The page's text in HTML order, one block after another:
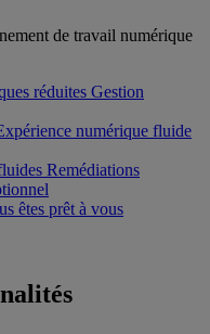
de travail numérique
réduites Gestion
numérique fluide
Remédiations
êtes prêt à vous